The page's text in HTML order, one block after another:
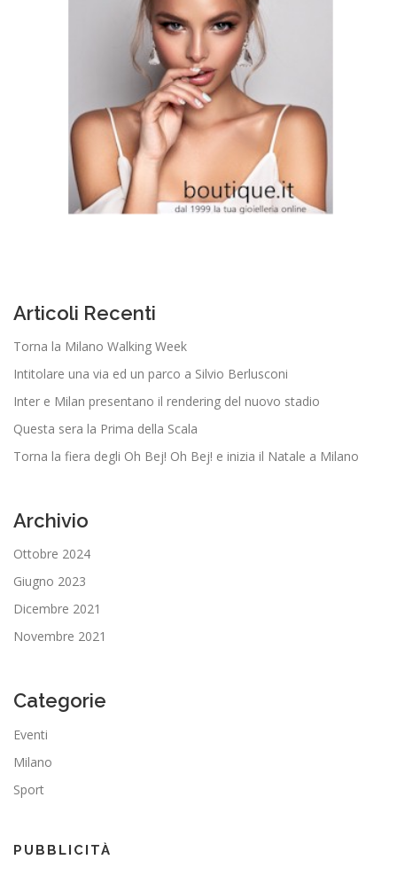
Articoli Recenti
Torna la Milano Walking Week
Intitolare una via ed un parco a Silvio Berlusconi
Inter e Milan presentano il rendering del nuovo stadio
Questa sera la Prima della Scala
Torna la fiera degli Oh Bej! Oh Bej! e inizia il Natale a Milano
Archivio
Ottobre 2024
Giugno 2023
Dicembre 2021
Novembre 2021
Categorie
Eventi
Milano
Sport
PUBBLICITÀ